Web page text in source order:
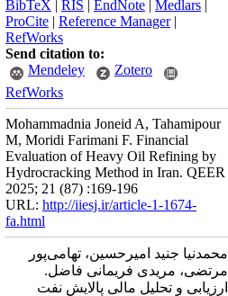
BibTeX | RIS | EndNote | Medlars |
ProCite | Reference Manager|
RefWorks
Send citation to:
Mendeley
Zotero
RefWorks
Mohammadnia Joneid A, Tahamipour
M, Moridi Farimani F. Financial
Evaluation of Heavy Oil Refining by
Hydrocracking Method in Iran. QEER
2025; 21 (87) :169-196
URL: http://iiesj.ir/article-1-1674-
fa.html
محمدنیا جنید امیرحسین، تهامی‌پور
مرتضی، مریدی فریمانی فاضل.
ارزیابی و تحلیل مالی پالایش نفت